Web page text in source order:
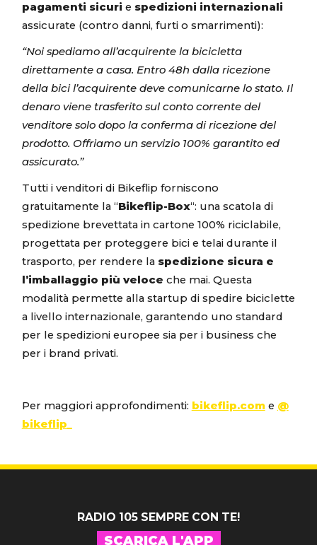
pagamenti sicuri e spedizioni internazionali
assicurate (contro danni, furti o smarrimenti):
“Noi spediamo all’acquirente la bicicletta
direttamente a casa. Entro 48h dalla ricezione
della bici l’acquirente deve comunicarne lo stato. Il
denaro viene trasferito sul conto corrente del
venditore solo dopo la conferma di ricezione del
prodotto. Offriamo un servizio 100% garantito ed
assicurato.”
Tutti i venditori di Bikeflip forniscono
gratuitamente la “Bikeflip-Box“: una scatola di
spedizione brevettata in cartone 100% riciclabile,
progettata per proteggere bici e telai durante il
trasporto, per rendere la spedizione sicura e
l’imballaggio più veloce che mai. Questa
modalità permette alla startup di spedire biciclette
a livello internazionale, garantendo uno standard
per le spedizioni europee sia per i business che
per i brand privati.
Per maggiori approfondimenti: bikeflip.come @
bikeflip_
RADIO 105 SEMPRE CON TE!
SCARICA L'APP